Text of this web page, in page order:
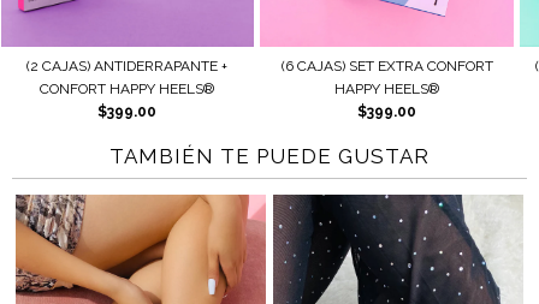
ANTIDERRAPANTE +
HAPPY HEELS®
(6 CAJAS) SET EXTRA CONFORT
HAPPY HEELS®
(2 CAJAS)
TAMBIÉN TE PUEDE GUSTAR